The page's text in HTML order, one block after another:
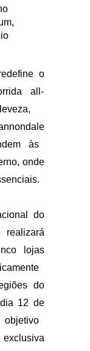
do
lojas
regiões do
dia 12 de